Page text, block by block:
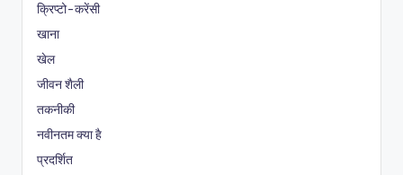
क्रिप्टो-करेंसी
खाना
खेल
जीवन शैली
तकनीकी
नवीनतम क्या है
प्रदर्शित